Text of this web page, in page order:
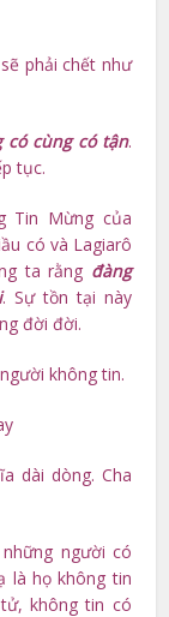
phải chết như
có cùng có tận.
tục.
Tin Mừng của
có và Lagiarô
ta rằng đàng
. Sự tồn tại này
đời đời.
không tin.
dài dòng. Cha
người có
là họ không tin
không tin có